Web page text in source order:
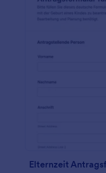
Elternzeit